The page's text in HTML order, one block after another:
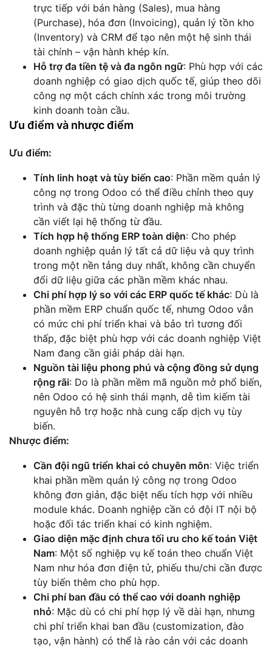
trực tiếp với bán hàng (Sales), mua hàng
(Purchase), hóa đơn (Invoicing), quản lý tồn kho
(Inventory) và CRM để tạo nên một hệ sinh thái
tài chính – vận hành khép kín.
Hỗ trợ đa tiền tệ và đa ngôn ngữ: Phù hợp với các
doanh nghiệp có giao dịch quốc tế, giúp theo dõi
công nợ một cách chính xác trong môi trường
kinh doanh toàn cầu.
Ưu điểm và nhược điểm
Ưu điểm:
Tính linh hoạt và tùy biến cao: Phần mềm quản lý
công nợ trong Odoo có thể điều chỉnh theo quy
trình và đặc thù từng doanh nghiệp mà không
cần viết lại hệ thống từ đầu.
Tích hợp hệ thống ERP toàn diện: Cho phép
doanh nghiệp quản lý tất cả dữ liệu và quy trình
trong một nền tảng duy nhất, không cần chuyển
đổi dữ liệu giữa các phần mềm khác nhau.
Chi phí hợp lý so với các ERP quốc tế khác: Dù là
phần mềm ERP chuẩn quốc tế, nhưng Odoo vẫn
có mức chi phí triển khai và bảo trì tương đối
thấp, đặc biệt phù hợp với các doanh nghiệp Việt
Nam đang cần giải pháp dài hạn.
Nguồn tài liệu phong phú và cộng đồng sử dụng
rộng rãi: Do là phần mềm mã nguồn mở phổ biến,
nên Odoo có hệ sinh thái mạnh, dễ tìm kiếm tài
nguyên hỗ trợ hoặc nhà cung cấp dịch vụ tùy
biến.
Nhược điểm:
Cần đội ngũ triển khai có chuyên môn: Việc triển
khai phần mềm quản lý công nợ trong Odoo
không đơn giản, đặc biệt nếu tích hợp với nhiều
module khác. Doanh nghiệp cần có đội IT nội bộ
hoặc đối tác triển khai có kinh nghiệm.
Giao diện mặc định chưa tối ưu cho kế toán Việt
Nam: Một số nghiệp vụ kế toán theo chuẩn Việt
Nam như hóa đơn điện tử, phiếu thu/chi cần được
tùy biến thêm cho phù hợp.
Chi phí ban đầu có thể cao với doanh nghiệp
nhỏ: Mặc dù có chi phí hợp lý về dài hạn, nhưng
chi phí triển khai ban đầu (customization, đào
tạo, vận hành) có thể là rào cản với các doanh